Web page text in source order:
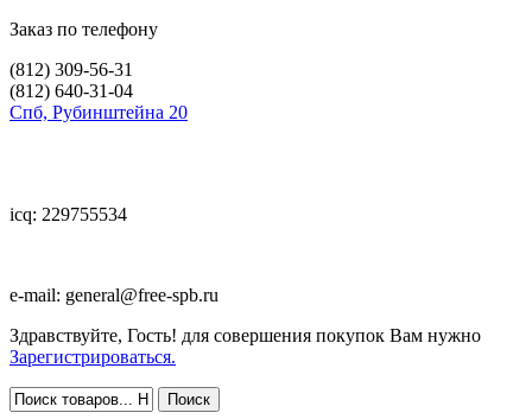
Заказ по телефону
(812) 309-56-31
(812) 640-31-04
Спб, Рубинштейна 20
icq: 229755534
e-mail: general@free-spb.ru
Здравствуйте, Гость! для совершения покупок Вам нужно
Зарегистрироваться.